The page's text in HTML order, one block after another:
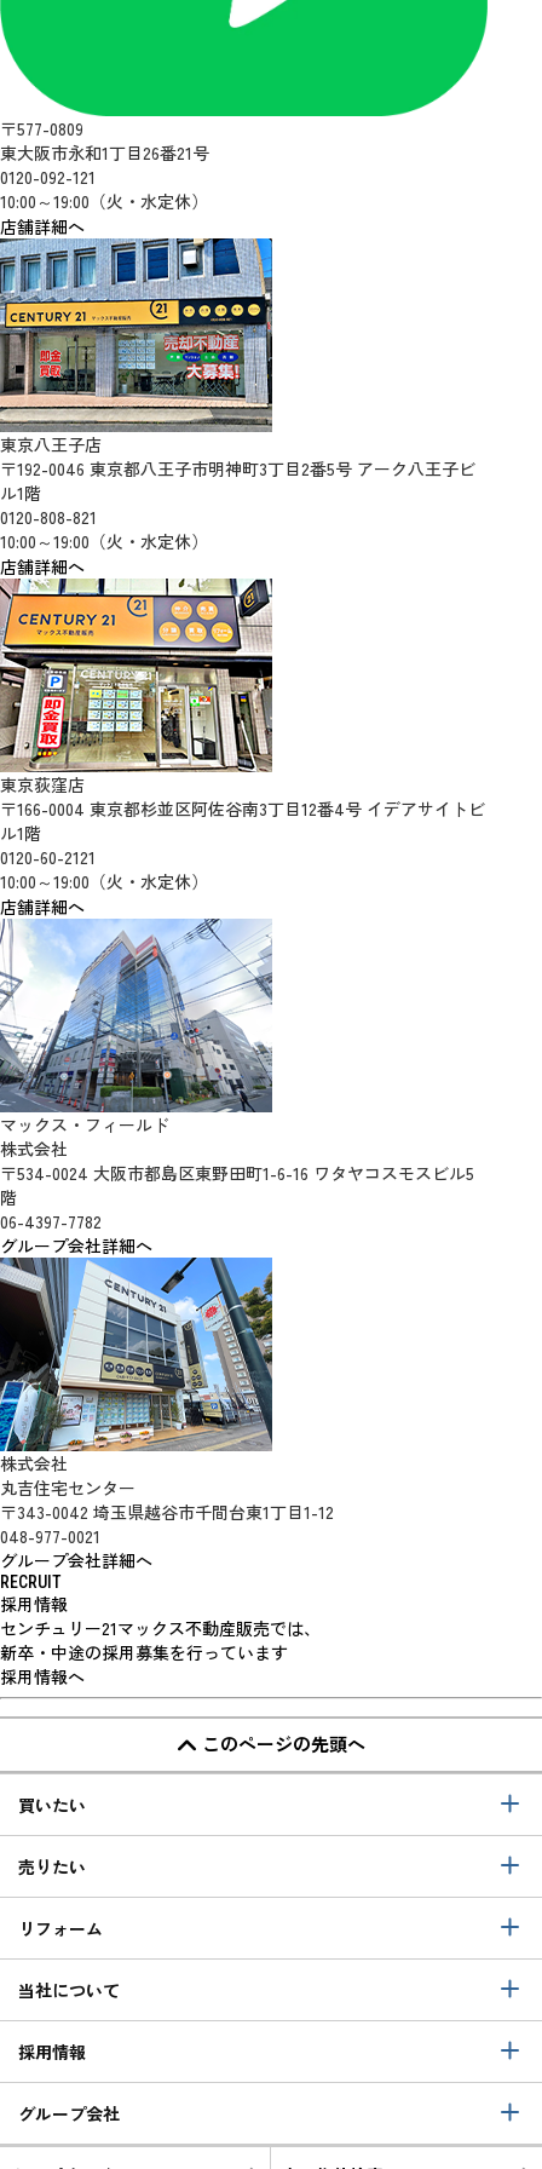
〒577-0809
東大阪市永和1丁目26番21号
0120-092-121
10:00～19:00（火・水定休）
店舗詳細へ
東京八王子店
〒192-0046 東京都八王子市明神町3丁目2番5号 アーク八王子ビ
ル1階
0120-808-821
10:00～19:00（火・水定休）
店舗詳細へ
東京荻窪店
〒166-0004 東京都杉並区阿佐谷南3丁目12番4号 イデアサイトビ
ル1階
0120-60-2121
10:00～19:00（火・水定休）
店舗詳細へ
マックス・フィールド
株式会社
〒534-0024 大阪市都島区東野田町1-6-16 ワタヤコスモスビル5
階
06-4397-7782
グループ会社詳細へ
株式会社
丸吉住宅センター
〒343-0042 埼玉県越谷市千間台東1丁目1-12
048-977-0021
グループ会社詳細へ
RECRUIT
採用情報
センチュリー21マックス不動産販売では、
新卒・中途の採用募集を行っています
採用情報へ
このページの先頭へ
買いたい
売りたい
リフォーム
当社について
採用情報
グループ会社